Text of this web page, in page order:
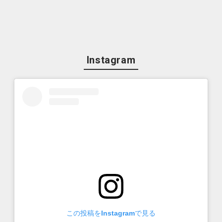
Instagram
この投稿をInstagramで見る